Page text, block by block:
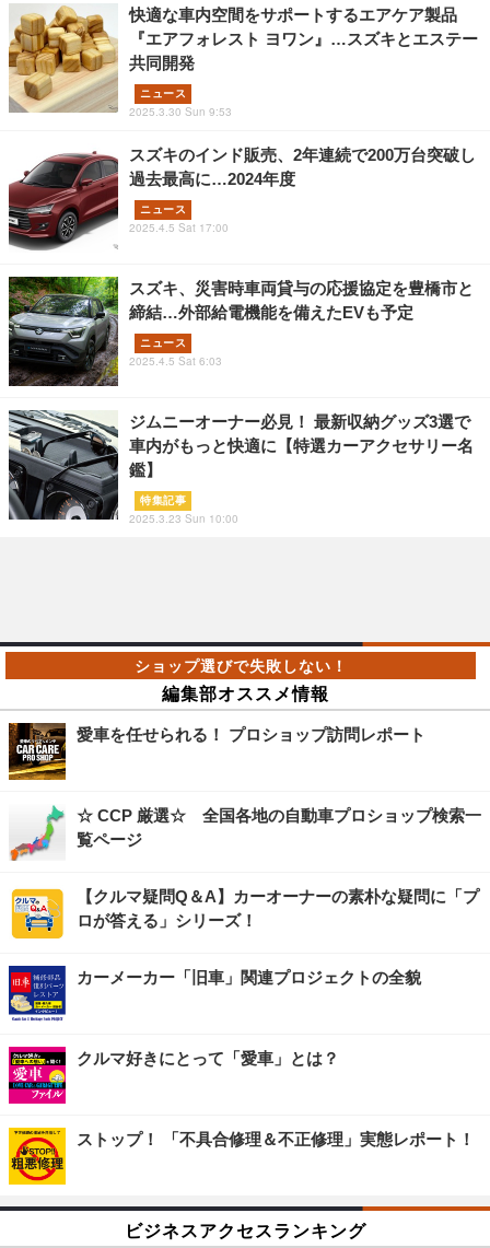
快適な車内空間をサポートするエアケア製品
『エアフォレスト ヨワン』…スズキとエステー
共同開発
ニュース
2025.3.30 Sun 9:53
スズキのインド販売、2年連続で200万台突破し
過去最高に…2024年度
ニュース
2025.4.5 Sat 17:00
スズキ、災害時車両貸与の応援協定を豊橋市と
締結…外部給電機能を備えたEVも予定
ニュース
2025.4.5 Sat 6:03
ジムニーオーナー必見！ 最新収納グッズ3選で
車内がもっと快適に【特選カーアクセサリー名
鑑】
特集記事
2025.3.23 Sun 10:00
編集部オススメ情報
愛車を任せられる！ プロショップ訪問レポート
☆ CCP 厳選☆ 全国各地の自動車プロショップ検索一
覧ページ
【クルマ疑問Q＆A】カーオーナーの素朴な疑問に「プ
ロが答える」シリーズ！
カーメーカー「旧車」関連プロジェクトの全貌
クルマ好きにとって「愛車」とは？
ストップ！ 「不具合修理＆不正修理」実態レポート！
ビジネスアクセスランキング